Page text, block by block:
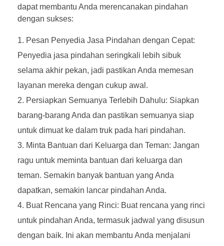
dapat membantu Anda merencanakan pindahan
dengan sukses:
Pesan Penyedia Jasa Pindahan dengan Cepat:
Penyedia jasa pindahan seringkali lebih sibuk
selama akhir pekan, jadi pastikan Anda memesan
layanan mereka dengan cukup awal.
Persiapkan Semuanya Terlebih Dahulu: Siapkan
barang-barang Anda dan pastikan semuanya siap
untuk dimuat ke dalam truk pada hari pindahan.
Minta Bantuan dari Keluarga dan Teman: Jangan
ragu untuk meminta bantuan dari keluarga dan
teman. Semakin banyak bantuan yang Anda
dapatkan, semakin lancar pindahan Anda.
Buat Rencana yang Rinci: Buat rencana yang rinci
untuk pindahan Anda, termasuk jadwal yang disusun
dengan baik. Ini akan membantu Anda menjalani